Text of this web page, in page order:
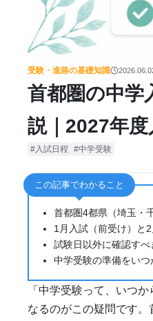
受験・進路の基礎知識
首都圏の中学
説｜2027年
入試日程 中学受験
この記事でわかること
首都圏4都県（埼玉・
1月入試（前受け）と
試験日以外に確認すべ
中学受験の準備をい
「中学受験って、いつ
なるのがこの疑問です。